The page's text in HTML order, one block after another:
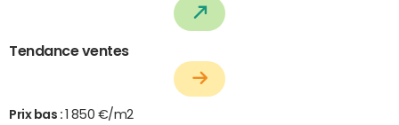
Tendance ventes
Prix bas : 1 850 €/m2